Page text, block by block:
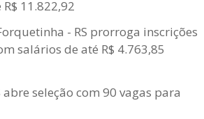
11.822,92
- RS prorroga inscrições
salários de até R$ 4.763,85
abre seleção com 90 vagas para